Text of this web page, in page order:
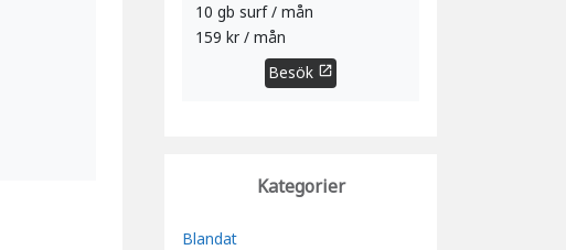
10 gb surf / mån
159 kr / mån
Besök open_in_new
Kategorier
Blandat